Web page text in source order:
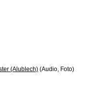
(Alublech) (Audio, Foto)